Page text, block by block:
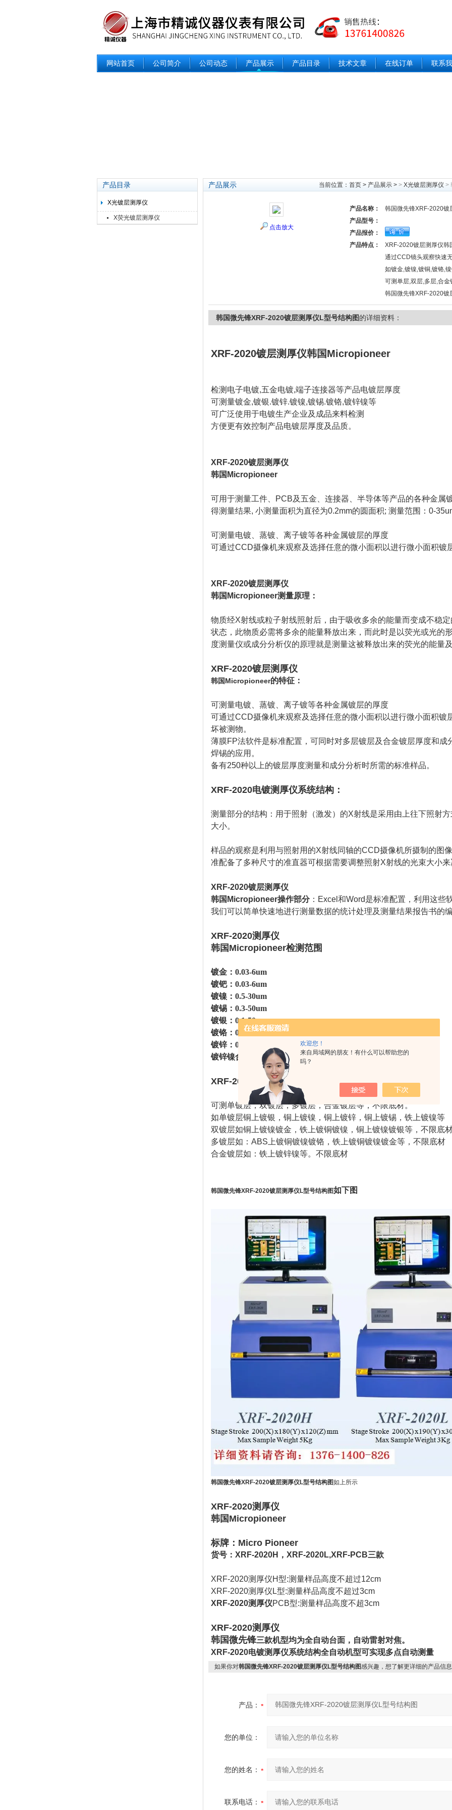
欢迎您！
来自局域网的朋友！有什么可以帮助您的
吗？
网站首页 公司简介 公司动态 产品展示 产品目录 技术文章 在线订单 联系
产品目录
X光镀层测厚仪
X荧光镀层测厚仪
产品展示 当前位置： 首页 > 产品展示 > > X光镀层测厚仪 >
点击放大
产品名称：
韩国微先锋XRF-2020镀
产品型号：
产品报价：
产品特点：
XRF-2020镀层测厚仪韩
通过CCD镜头观察快速
如镀金,镀镍,镀铜,镀铬,
可测单层,双层,多层,合金
韩国微先锋XRF-2020镀
韩国微先锋XRF-2020镀层测厚仪L型号结构图的详细资料：
XRF-2020镀层测厚仪韩国Micropioneer
检测电子电镀,五金电镀,端子连接器等产品电镀层厚度
可测量镀金,镀银.镀锌.镀镍,镀锡.镀铬,镀锌镍等
可广泛使用于电镀生产企业及成品来料检测
方便更有效控制产品电镀层厚度及品质。
XRF-2020镀层测厚仪
韩国Micropioneer
可用于测量工件、PCB及五金、连接器、半导体等产品的各种金属
得测量结果, 小测量面积为直径为0.2mm的圆面积; 测量范围：0-
可测量电镀、蒸镀、离子镀等各种金属镀层的厚度
可通过CCD摄像机来观察及选择任意的微小面积以进行微小面积镀
XRF-2020镀层测厚仪
韩国Micropioneer测量原理：
物质经X射线或粒子射线照射后，由于吸收多余的能量而变成不稳
状态，此物质必需将多余的能量释放出来，而此时是以荧光或光的
度测量仪或成分分析仪的原理就是测量这被释放出来的荧光的能量
XRF-2020镀层测厚仪
韩国Micropioneer的特征：
可测量电镀、蒸镀、离子镀等各种金属镀层的厚度
可通过CCD摄像机来观察及选择任意的微小面积以进行微小面积镀
坏被测物。
薄膜FP法软件是标准配置，可同时对多层镀层及合金镀层厚度和成
焊锡的应用。
备有250种以上的镀层厚度测量和成分分析时所需的标准样品。
XRF-2020电镀测厚仪系统结构 ：
测量部分的结构：用于照射（激发）的X射线是采用由上往下照射
大小。
样品的观察是利用与照射用的X射线同轴的CCD摄像机所摄制的图
准配备了多种尺寸的准直器可根据需要调整照射X射线的光束大小来
XRF-2020镀层测厚仪
韩国Micropioneer操作部分：Excel和Word是标准配置，利用这些
我们可以简单快速地进行测量数据的统计处理及测量结果报告书的编
XRF-2020测厚仪
韩国Micropioneer检测范围
镀金：0.03-6um
镀钯：0.03-6um
镀镍：0.5-30um
镀锡：0.3-50um
镀银：0.1-50um
镀铬：0.5-30um
镀锌：0.5-30um
镀锌镍合金：0.5-30um
XRF-2020测厚仪
可测单镀层，双镀层，多镀层，合金镀层等，不限底材。
如单镀层铜上镀银，铜上镀镍，铜上镀锌，铜上镀锡，铁上镀镍等
双镀层如铜上镀镍镀金，铁上镀铜镀镍，铜上镀镍镀银等，不限底
多镀层如：ABS上镀铜镀镍镀铬，铁上镀铜镀镍镀金等，不限底材
合金镀层如：铁上镀锌镍等。不限底材
韩国微先锋XRF-2020镀层测厚仪L型号结构图如下图
韩国微先锋XRF-2020镀层测厚仪L型号结构图如上所示
XRF-2020测厚仪
韩国Micropioneer
标牌：Micro Pioneer
货号：XRF-2020H，XRF-2020L,XRF-PCB三款
XRF-2020测厚仪H型:测量样品高度不超过12cm
XRF-2020测厚仪L型:测量样品高度不超过3cm
XRF-2020测厚仪PCB型:测量样品高度不超3cm
XRF-2020测厚仪
韩国微先锋三款机型均为全自动台面，自动雷射对焦。
XRF-2020电镀测厚仪系统结构全自动机型可实现多点自动测量
如果你对韩国微先锋XRF-2020镀层测厚仪L型号结构图感兴趣，想了解更详细的产品信
产品：
您的单位：
您的姓名：
联系电话：